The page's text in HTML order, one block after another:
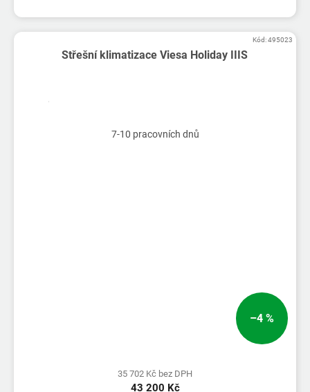
Střešní klimatizace Viesa Holiday IIIS
7-10 pracovních dnů
–4 %
35 702 Kč bez DPH
43 200 Kč
Kód:495023